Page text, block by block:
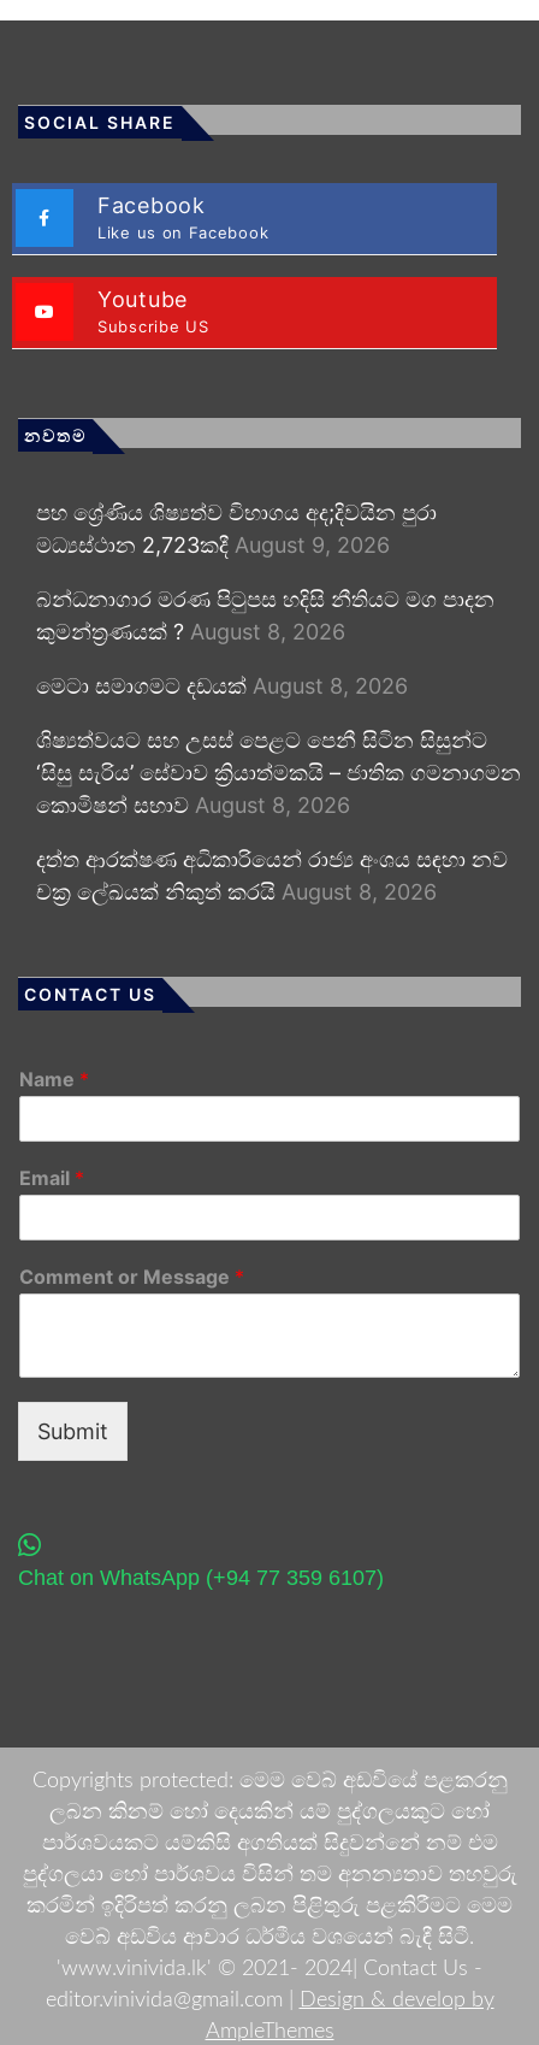
SOCIAL SHARE
Facebook
Like us on Facebook
Youtube
Subscribe US
නවතම
පහ ශ්‍රේණිය ශිෂ්‍යත්ව විභාගය අද;දිවයින පුරා
මධ්‍යස්ථාන 2,723කදී August 9, 2026
බන්ධනාගාර මරණ පිටුපස හදිසි නීතියට මග පාදන
කුමන්ත්‍රණයක් ? August 8, 2026
මෙටා සමාගමට දඩයක් August 8, 2026
ශිෂ්‍යත්වයට සහ උසස් පෙළට පෙනී සිටින සිසුන්ට
‘සිසු සැරිය’ සේවාව ක්‍රියාත්මකයි – ජාතික ගමනාගමන
කොමිෂන් සභාව August 8, 2026
දත්ත ආරක්ෂණ අධිකාරියෙන් රාජ්‍ය අංශය සඳහා නව
චක්‍ර ලේඛයක් නිකුත් කරයි August 8, 2026
CONTACT US
Name *
Email *
Comment or Message *
Submit
Chat on WhatsApp (+94 77 359 6107)
Copyrights protected: මෙම වෙබ් අඩවියේ පළකරනු
ලබන කිනම් හෝ දෙයකින් යම් පුද්ගලයකුට හෝ
පාර්ශවයකට යම්කිසි අගතියක් සිදුවන්නේ නම් එම
පුද්ගලයා හෝ පාර්ශවය විසින් තම අනන්‍යතාව තහවුරු
කරමින් ඉදිරිපත් කරනු ලබන පිළිතුරු පළකිරීමට මෙම
වෙබ් අඩවිය ආචාර ධර්මීය වශයෙන් බැඳී සිටී.
'www.vinivida.lk' © 2021- 2024| Contact Us -
editor.vinivida@gmail.com |
Design & develop by
AmpleThemes